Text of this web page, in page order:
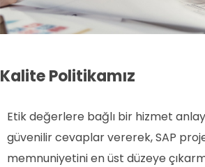
Kalite Politikamız
Etik değerlere bağlı bir hizmet
güvenilir cevaplar vererek, SAP
memnuniyetini en üst düzeye